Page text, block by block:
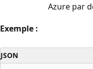
Azure par
Exemple :
JSON